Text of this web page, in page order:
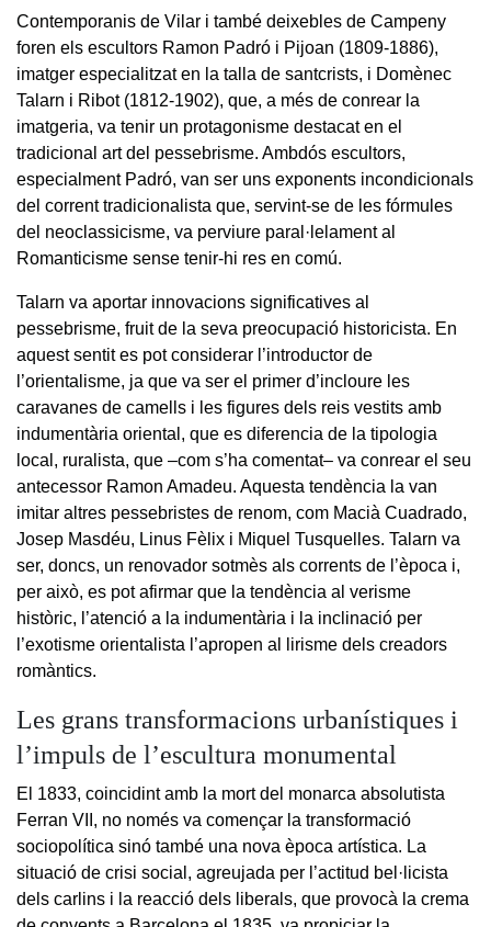
Contemporanis de Vilar i també deixebles de Campeny
foren els escultors Ramon Padró i Pijoan (1809-1886),
imatger especialitzat en la talla de santcrists, i Domènec
Talarn i Ribot (1812-1902), que, a més de conrear la
imatgeria, va tenir un protagonisme destacat en el
tradicional art del pessebrisme. Ambdós escultors,
especialment Padró, van ser uns exponents incondicionals
del corrent tradicionalista que, servint-se de les fórmules
del neoclassicisme, va perviure paral·lelament al
Romanticisme sense tenir-hi res en comú.
Talarn va aportar innovacions significatives al
pessebrisme, fruit de la seva preocupació historicista. En
aquest sentit es pot considerar l’introductor de
l’orientalisme, ja que va ser el primer d’incloure les
caravanes de camells i les figures dels reis vestits amb
indumentària oriental, que es diferencia de la tipologia
local, ruralista, que –com s’ha comentat– va conrear el seu
antecessor Ramon Amadeu. Aquesta tendència la van
imitar altres pessebristes de renom, com Macià Cuadrado,
Josep Masdéu, Linus Fèlix i Miquel Tusquelles. Talarn va
ser, doncs, un renovador sotmès als corrents de l’època i,
per això, es pot afirmar que la tendència al verisme
històric, l’atenció a la indumentària i la inclinació per
l’exotisme orientalista l’apropen al lirisme dels creadors
romàntics.
Les grans transformacions urbanístiques i
l’impuls de l’escultura monumental
El 1833, coincidint amb la mort del monarca absolutista
Ferran VII, no només va començar la transformació
sociopolítica sinó també una nova època artística. La
situació de crisi social, agreujada per l’actitud bel·licista
dels carlins i la reacció dels liberals, que provocà la crema